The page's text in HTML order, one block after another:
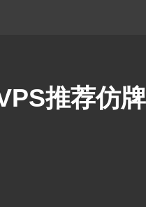
推荐仿